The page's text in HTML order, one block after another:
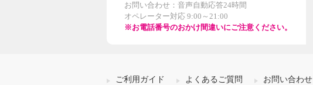
お問い合わせ：音声自動応答24時間
オペレーター対応 9:00～21:00
※お電話番号のおかけ間違いにご注意ください。
ご利用ガイド よくあるご質問 お問い合わせ